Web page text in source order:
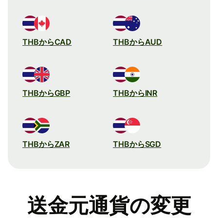
THBからCAD THBからAUD
THBからGBP THBからINR
THBからZAR THBからSGD
送金元通貨の変更